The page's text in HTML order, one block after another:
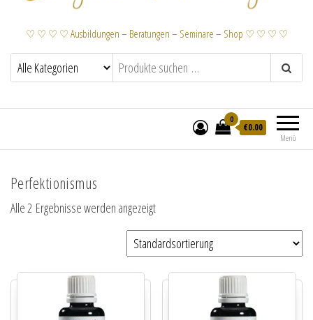
♡ ♡ ♡ ♡ Ausbildungen – Beratungen – Seminare – Shop ♡ ♡ ♡ ♡
Menü
0
€0.00
Perfektionismus
Alle 2 Ergebnisse werden angezeigt